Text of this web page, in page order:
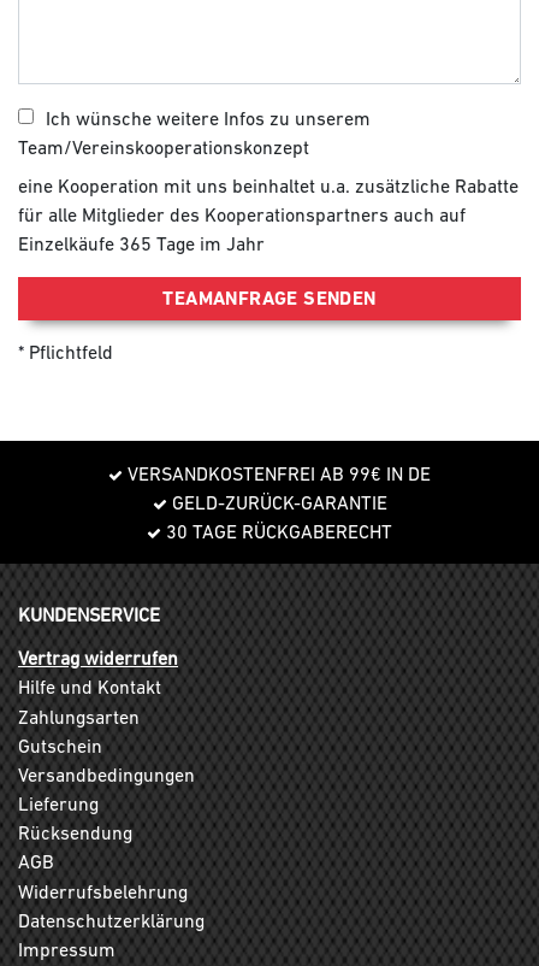
Ich wünsche weitere Infos zu unserem
Team/Vereinskooperationskonzept
eine Kooperation mit uns beinhaltet u.a. zusätzliche Rabatte
für alle Mitglieder des Kooperationspartners auch auf
Einzelkäufe 365 Tage im Jahr
TEAMANFRAGE SENDEN
Pflichtfeld
VERSANDKOSTENFREI AB 99€ IN DE
GELD-ZURÜCK-GARANTIE
30 TAGE RÜCKGABERECHT
KUNDENSERVICE
Vertrag widerrufen
Hilfe und Kontakt
Zahlungsarten
Gutschein
Versandbedingungen
Lieferung
Rücksendung
AGB
Widerrufsbelehrung
Datenschutzerklärung
Impressum